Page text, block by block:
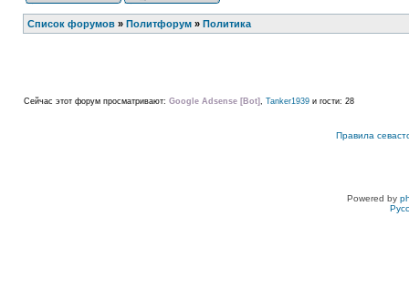
Список форумов » Политфорум » Политика
Сейчас этот форум просматривают: Google Adsense [Bot], Tanker1939 и гости: 28
Правила
Powered by